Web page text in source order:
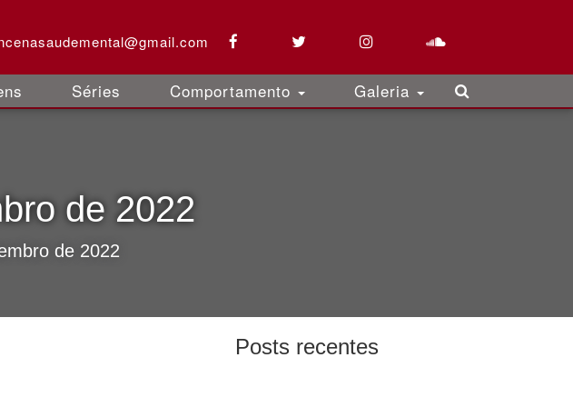
Séries Comportamento Galeria
de 2022
de 2022
Posts recentes